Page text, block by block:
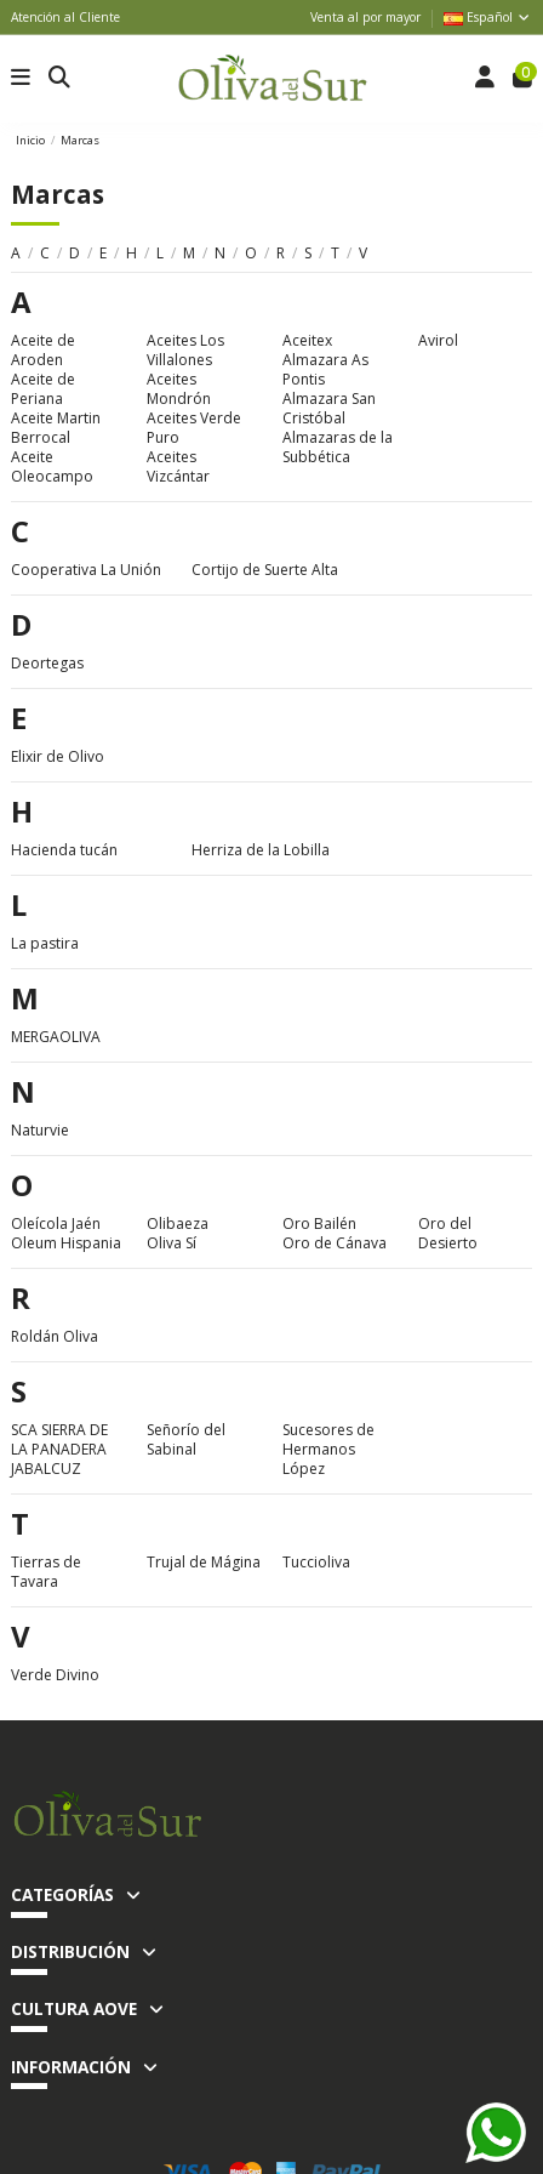
Atención al Cliente Venta al por mayor Español
0
Inicio Marcas
Marcas
A / C / D / E / H / L / M / N / O / R / S / T / V
A
Aceite de
Aroden
Aceite de
Periana
Aceite Martin
Berrocal
Aceite
Oleocampo
Aceites Los
Villalones
Aceites
Mondrón
Aceites Verde
Puro
Aceites
Vizcántar
Aceitex
Almazara As
Pontis
Almazara San
Cristóbal
Almazaras de la
Subbética
Avirol
C
Cooperativa La Unión Cortijo de Suerte Alta
D
Deortegas
E
Elixir de Olivo
H
Hacienda tucán Herriza de la Lobilla
L
La pastira
M
MERGAOLIVA
N
Naturvie
O
Oleícola Jaén
Oleum Hispania
Olibaeza
Oliva Sí
Oro Bailén
Oro de Cánava
Oro del
Desierto
R
Roldán Oliva
S
SCA SIERRA DE
LA PANADERA
JABALCUZ
Señorío del
Sabinal
Sucesores de
Hermanos
López
T
Tierras de
Tavara
Trujal de Mágina Tuccioliva
V
Verde Divino
CATEGORÍAS
DISTRIBUCIÓN
CULTURA AOVE
INFORMACIÓN